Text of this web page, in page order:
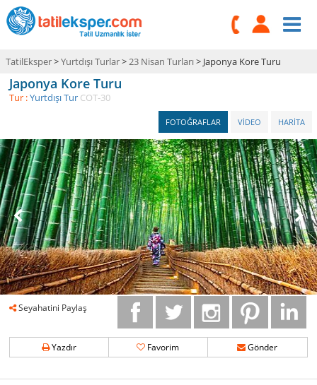
TatilEksper>Yurtdışı Turlar>23 Nisan Turları> Japonya Kore Turu
Japonya Kore Turu
Tur :Yurtdışı Tur COT-30
HARİTA
VİDEO
FOTOĞRAFLAR
Seyahatini Paylaş
Yazdır Favorim Gönder